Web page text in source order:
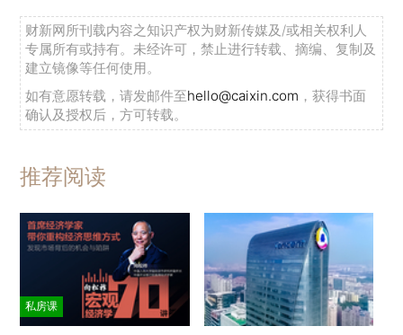
财新网所刊载内容之知识产权为财新传媒及/或相关权利人
专属所有或持有。未经许可，禁止进行转载、摘编、复制及
建立镜像等任何使用。
如有意愿转载，请发邮件至hello@caixin.com ，获得书面
确认及授权后，方可转载。
推荐阅读
私房课